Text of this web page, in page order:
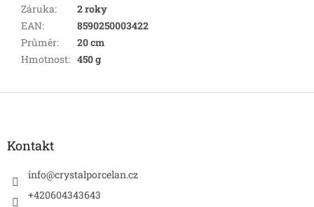
Záruka:
2 roky
EAN:
8590250003422
Průměr:
20 cm
Hmotnost: 450 g
Z
Kontakt
info@crystalporcelan.cz
+420604343643